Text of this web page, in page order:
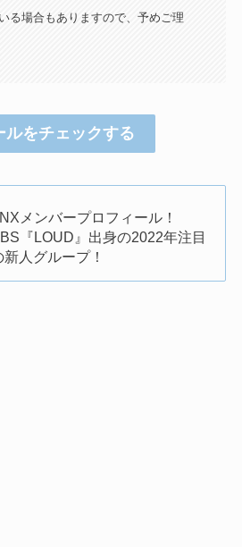
る場合もありますので、予めご理
ルをチェックする
メンバープロフィール！
『LOUD』出身の2022年注目
新人グループ！